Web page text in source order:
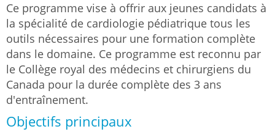
Ce programme vise à offrir aux jeunes candidats à
la spécialité de cardiologie pédiatrique tous les
outils nécessaires pour une formation complète
dans le domaine. Ce programme est reconnu par
le Collège royal des médecins et chirurgiens du
Canada pour la durée complète des 3 ans
d'entraînement.
Objectifs principaux